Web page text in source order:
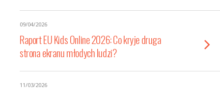
09/04/2026
Raport EU Kids Online 2026: Co kryje druga
strona ekranu młodych ludzi?
11/03/2026